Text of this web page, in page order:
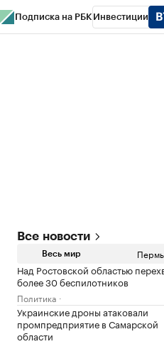
Подписка на РБК Инвестиции
Все новости
Весь мир Пермь
Над Ростовской областью
более 30 беспилотников
Политика
Украинские дроны атаковали
промпредприятие в Самарской
области